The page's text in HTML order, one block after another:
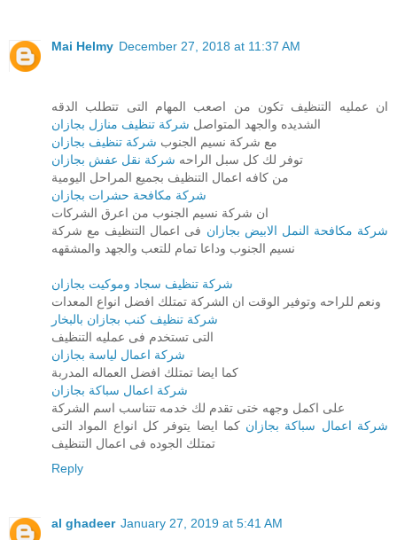
Mai Helmy December 27, 2018 at 11:37 AM
ان عمليه التنظيف تكون من اصعب المهام التى تتطلب الدقه
الشديده والجهد المتواصل شركة تنظيف منازل بجازان
مع شركة نسيم الجنوب شركة تنظيف بجازان
توفر لك كل سبل الراحه شركة نقل عفش بجازان
من كافه اعمال التنظيف بجميع المراحل اليومية
شركة مكافحة حشرات بجازان
ان شركة نسيم الجنوب من اعرق الشركات
شركة مكافحة النمل الابيض بجازان فى اعمال التنظيف مع شركة
نسيم الجنوب وداعا تمام للتعب والجهد والمشقهه
شركة تنظيف سجاد وموكيت بجازان
ونعم للراحه وتوفير الوقت ان الشركة تمتلك افضل انواع المعدات
شركة تنظيف كنب بجازان بالبخار
التى تستخدم فى عمليه التنظيف
شركة اعمال لياسة بجازان
كما ايضا تمتلك افضل العماله المدربة
شركة اعمال سباكة بجازان
على اكمل وجهه ختى تقدم لك خدمه تتناسب اسم الشركة
شركة اعمال سباكة بجازان كما ايضا يتوفر كل انواع المواد التى
تمتلك الجوده فى اعمال التنظيف
Reply
al ghadeer January 27, 2019 at 5:41 AM